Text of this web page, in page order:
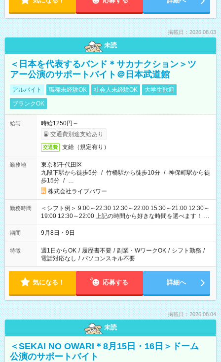
掲載日：2026.08.03
未読
＜日本を代表するバンド＊サカナクション＞ツ
アー公演のサポートバイト＠日本武道館
アルバイト 職種未経験OK 社会人未経験OK
大学生歓迎
ブランクOK
給与
時給1250円～
交通費別途支給あり
交通費 支給（規定有り）
勤務地
東京都千代田区
九段下駅から徒歩5分 / 竹橋駅から徒歩10分 / 神保町駅から徒
歩15分 / …
株式会社ライブパワー
勤務時間
＜シフト例＞ 9:00～22:30 12:30～22:00 15:30～21:00 12:30～
19:00 12:30～22:00 上記の時間から好きな時間を選べます！ ※
時間は変更となる可能性があります
期間 9月8日・9日
特徴 週1日からOK / 履歴書不要 / 副業・WワークOK / シフト勤務 /
電話対応なし / パソコンスキル不要
気になる！ 応募する 詳細へ
掲載日：2026.08.04
未読
＜SEKAI NO OWARI＊8月15日・16日＞ドーム
公演のサポートバイト